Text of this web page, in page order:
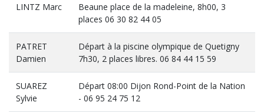
LINTZ Marc
Beaune place de la madeleine, 8h00, 3
places 06 30 82 44 05
PATRET
Damien
Départ à la piscine olympique de Quetigny
7h30, 2 places libres. 06 84 44 15 59
SUAREZ
Sylvie
Départ 08:00 Dijon Rond-Point de la Nation
- 06 95 24 75 12